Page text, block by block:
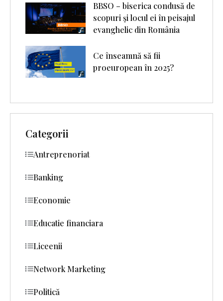
BBSO – biserica condusă de
scopuri şi locul ei în peisajul
evanghelic din România
Ce înseamnă să fii
proeuropean în 2025?
Categorii
Antreprenoriat
Banking
Economie
Educatie financiara
Liceenii
Network Marketing
Politică